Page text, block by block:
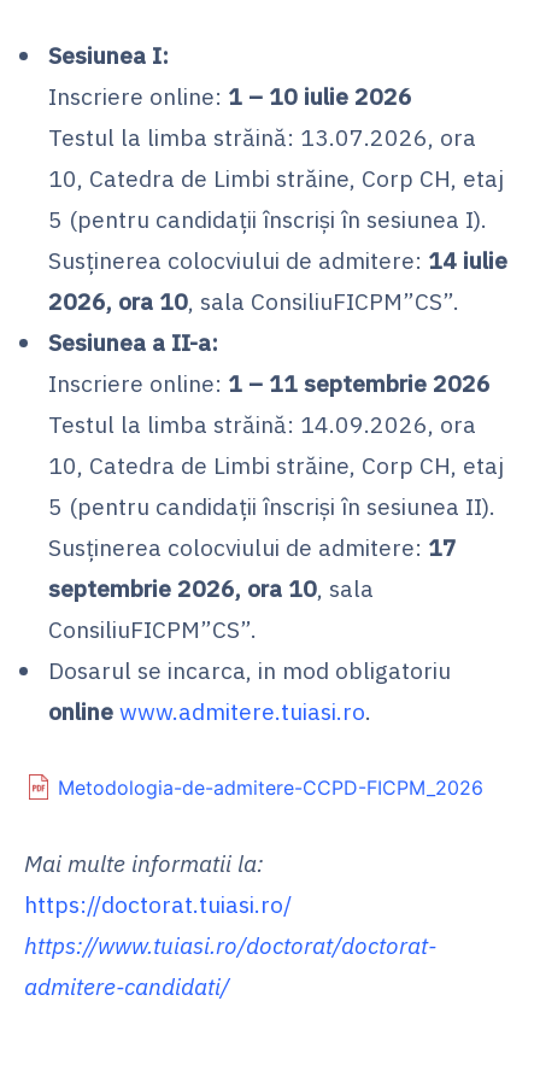
Sesiunea I:
Inscriere online: 1 – 10 iulie 2026
Testul la limba străină: 13.07.2026, ora
10, Catedra de Limbi străine, Corp CH, etaj
5 (pentru candidații înscriși în sesiunea I).
Susținerea colocviului de admitere: 14 iulie
2026, ora 10, sala ConsiliuFICPM”CS”.
Sesiunea a II-a:
Inscriere online: 1 – 11 septembrie 2026
Testul la limba străină: 14.09.2026, ora
10, Catedra de Limbi străine, Corp CH, etaj
5 (pentru candidații înscriși în sesiunea II).
Susținerea colocviului de admitere: 17
septembrie 2026, ora 10, sala
ConsiliuFICPM”CS”.
Dosarul se incarca, in mod obligatoriu
online www.admitere.tuiasi.ro.
Metodologia-de-admitere-CCPD-FICPM_2026
Mai multe informatii la:
https://doctorat.tuiasi.ro/
https://www.tuiasi.ro/doctorat/doctorat-
admitere-candidati/